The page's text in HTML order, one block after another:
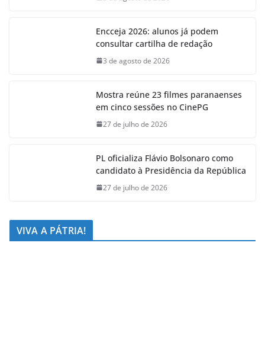
Encceja 2026: alunos já podem
consultar cartilha de redação
3 de agosto de 2026
Mostra reúne 23 filmes paranaenses
em cinco sessões no CinePG
27 de julho de 2026
PL oficializa Flávio Bolsonaro como
candidato à Presidência da República
27 de julho de 2026
VIVA A PÁTRIA!